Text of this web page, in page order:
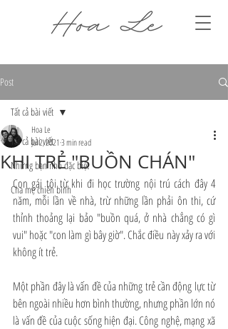
Post
Tất cả bài viết
Những bạn nhỏ đặc biệt
Cha mẹ chiến binh
Tất cả bài viết
KHI TRẺ "BUỒN CHÁN"
Hoa Le
Jul 2, 2021 3 min read
Con gái tôi từ khi đi học trường nội trú cách đây 4
năm, mỗi lần về nhà, trừ những lần phải ôn thi, cứ
thỉnh thoảng lại bảo "buồn quá, ở nhà chẳng có gì
vui" hoặc "con làm gì bây giờ". Chắc điều này xảy ra với
không ít trẻ.
Một phần đây là vấn đề của những trẻ cần động lực từ
bên ngoài nhiều hơn bình thường, nhưng phần lớn nó
là vấn đề của cuộc sống hiện đại. Công nghệ, mạng xã